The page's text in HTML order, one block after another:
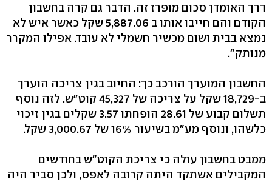
דרך האומדן סכום מופרז זה. הדבר גם קרה בחשבון
הקודם והם חייבו אותו ב 5,887.06 שקל כאשר איש לא
נמצא בבית ושום מכשיר חשמלי לא עובד. אפילו המקרר
מנותק".
החשבון המוערך הורכב כך: החיוב בגין צריכה הוערך
ב-18,729 שקל על צריכה של 45,327 קוט"ש. לזה נוסף
תשלום קבוע של 28.61 הופחתו 3.57 שקלים בגין זיכוי
כלשהו, ונוסף מע"מ בשיעור 16% של 3,000.67 שקל.
ממבט בחשבון עולה כי צריכת הקוט"ש בחודשים
המקבילים אשתקד היתה קרובה לאפס, ולכן סביר היה